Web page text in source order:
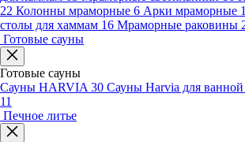
22 Колонны мраморные 6 Арки мраморные
столы для хаммам 16 Мраморные раковины
Готовые сауны
Готовые сауны
Сауны HARVIA 30 Сауны Harvia для ванной
11
Печное литье